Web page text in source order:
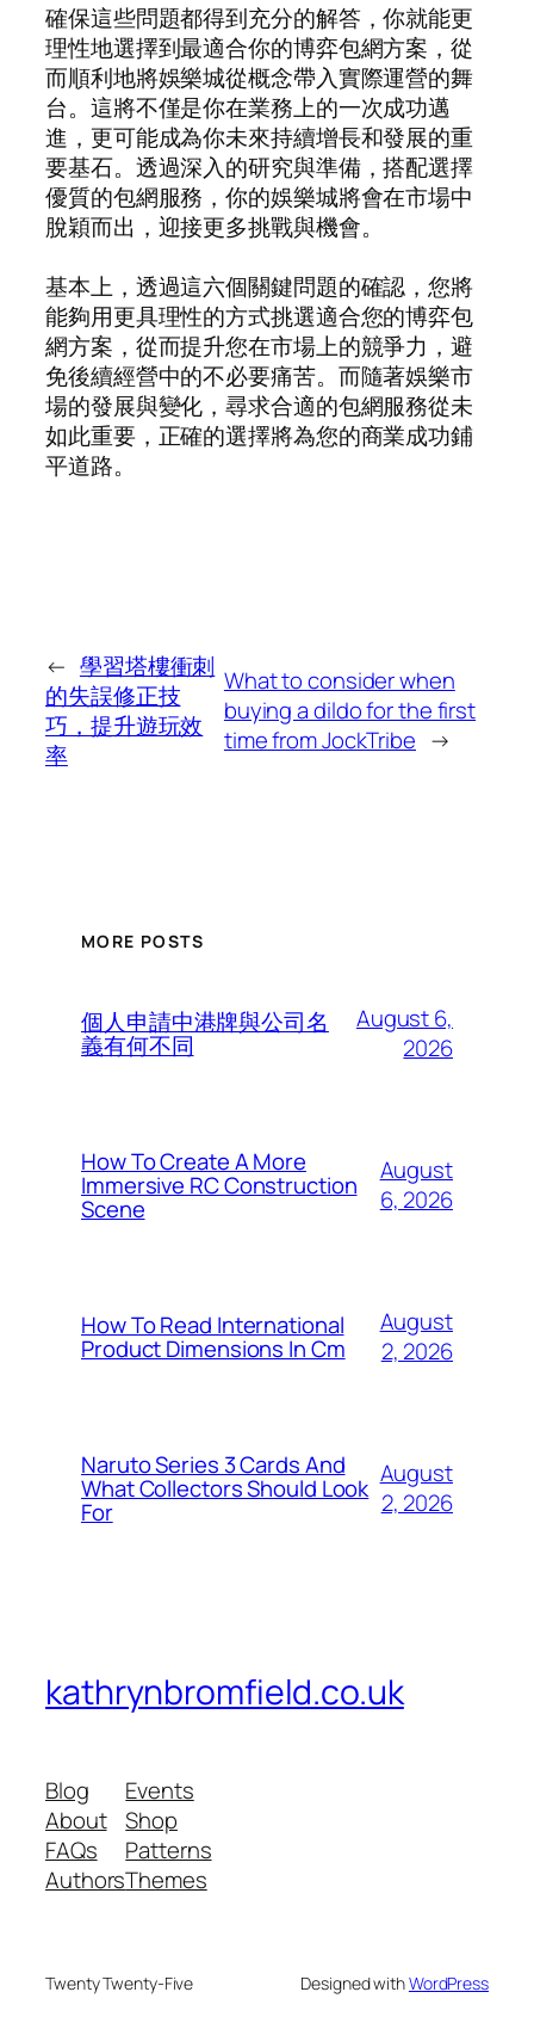
確保這些問題都得到充分的解答，你就能更
理性地選擇到最適合你的博弈包網方案，從
而順利地將娛樂城從概念帶入實際運營的舞
台。這將不僅是你在業務上的一次成功邁
進，更可能成為你未來持續增長和發展的重
要基石。透過深入的研究與準備，搭配選擇
優質的包網服務，你的娛樂城將會在市場中
脫穎而出，迎接更多挑戰與機會。
基本上，透過這六個關鍵問題的確認，您將
能夠用更具理性的方式挑選適合您的博弈包
網方案，從而提升您在市場上的競爭力，避
免後續經營中的不必要痛苦。而隨著娛樂市
場的發展與變化，尋求合適的包網服務從未
如此重要，正確的選擇將為您的商業成功鋪
平道路。
← 學習塔樓衝刺
的失誤修正技
巧，提升遊玩效
率
What to consider when
buying a dildo for the first
time from JockTribe →
MORE POSTS
個人申請中港牌與公司名
義有何不同
August 6,
2026
How To Create A More
Immersive RC Construction
Scene
August
6, 2026
How To Read International
Product Dimensions In Cm
August
2, 2026
Naruto Series 3 Cards And
What Collectors Should Look
For
August
2, 2026
kathrynbromfield.co.uk
Blog
About
FAQs
Authors
Events
Shop
Patterns
Themes
Twenty Twenty-Five Designed withWordPress